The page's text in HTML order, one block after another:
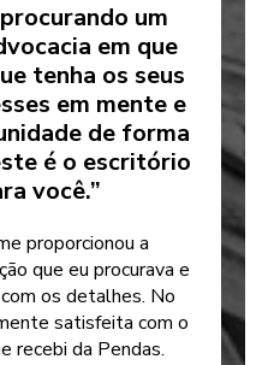
um
em que
tenha os seus
em mente e
de forma
é o escritório
você.”
proporcionou a
que eu procurava e
os detalhes. No
satisfeita com o
recebi da Pendas.